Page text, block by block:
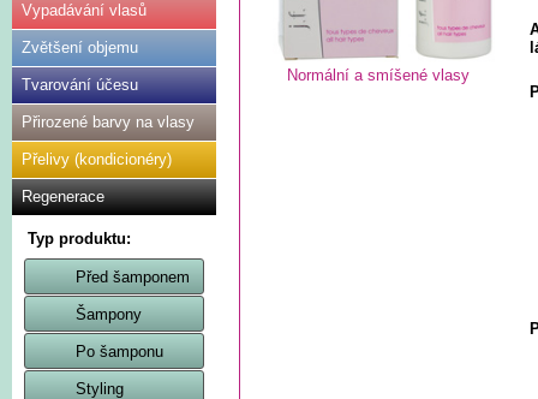
Vypadávání vlasů
Zvětšení objemu
Tvarování účesu
Přirozené barvy na vlasy
Přelivy (kondicionéry)
Regenerace
Typ produktu:
Před šamponem
Šampony
Po šamponu
Styling
Normální a smíšené vlasy